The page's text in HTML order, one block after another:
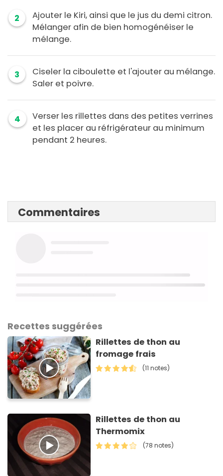
2
Ajouter le Kiri, ainsi que le jus du demi citron.
Mélanger afin de bien homogénéiser le
mélange.
3
Ciseler la ciboulette et l'ajouter au mélange.
Saler et poivre.
4
Verser les rillettes dans des petites verrines
et les placer au réfrigérateur au minimum
pendant 2 heures.
Commentaires
Recettes suggérées
Rillettes de thon au
fromage frais
(11 notes)
Rillettes de thon au
Thermomix
(78 notes)